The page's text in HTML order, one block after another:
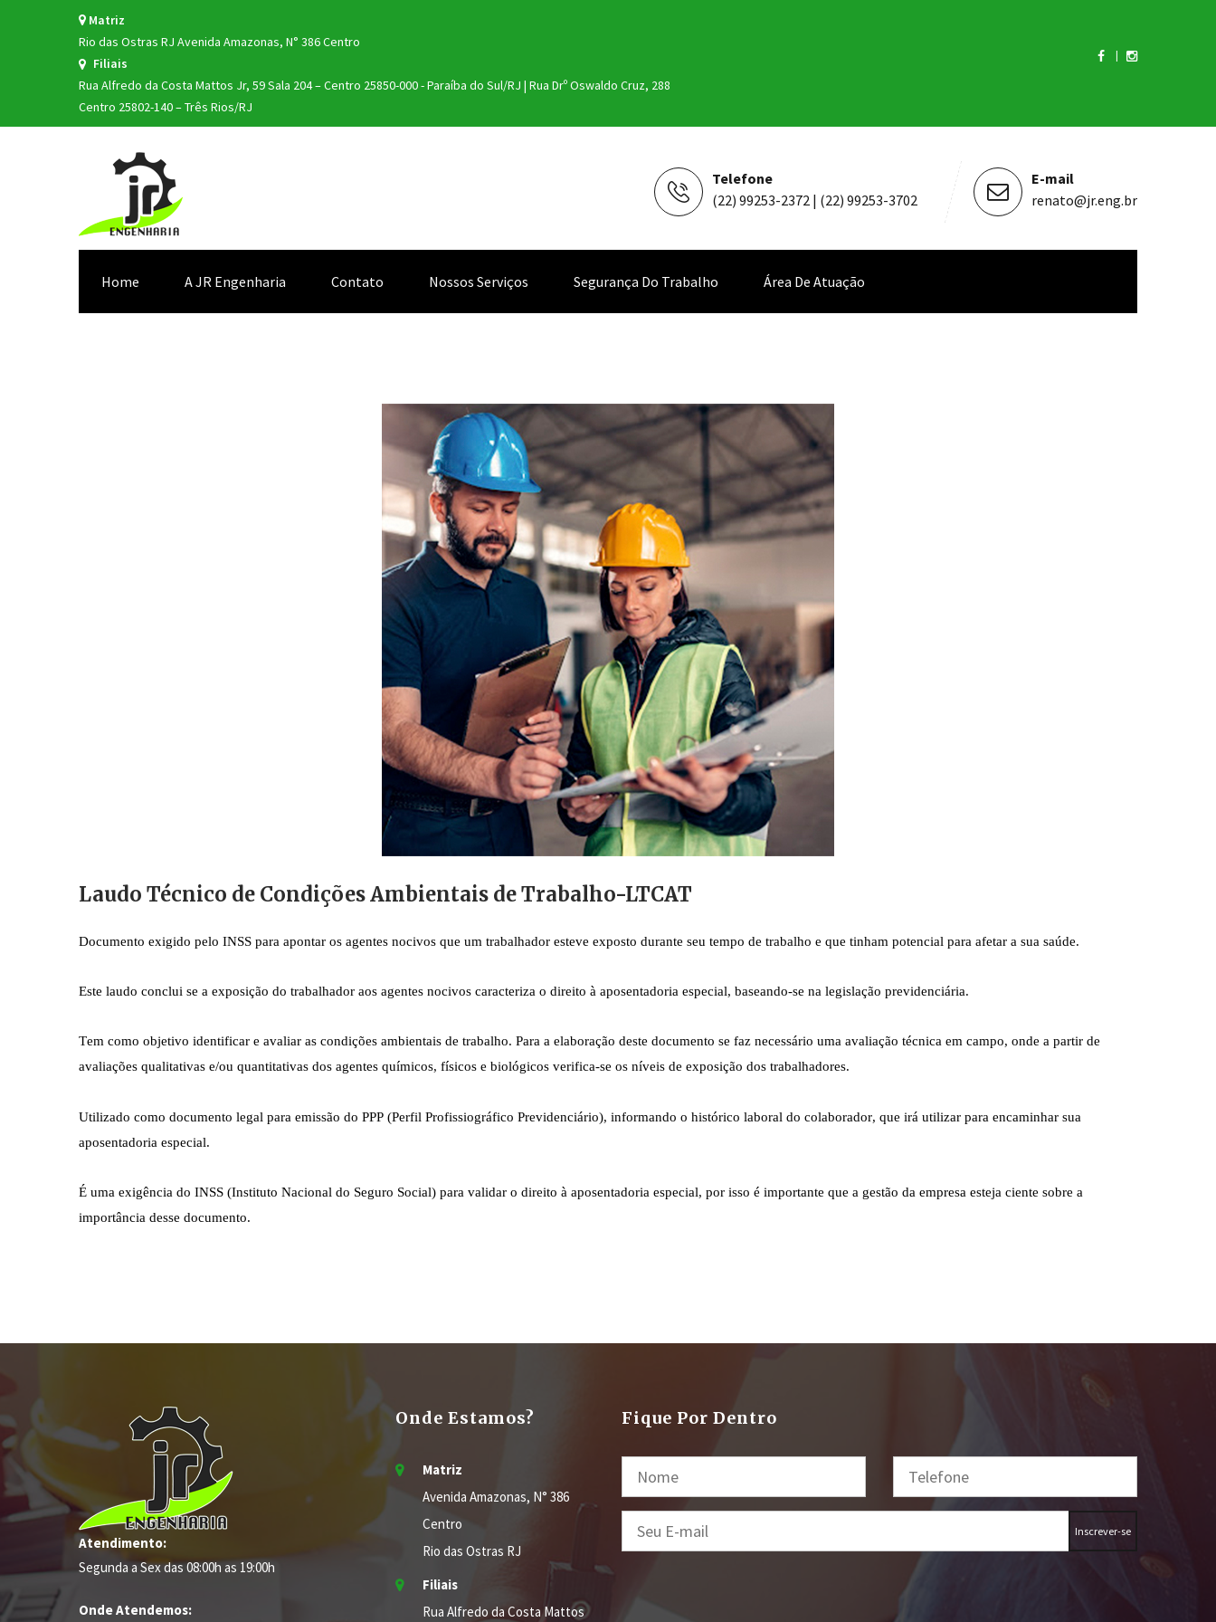
Matriz
Rio das Ostras RJ Avenida Amazonas, N° 386Centro
Filiais
Rua Alfredo da Costa Mattos Jr, 59 Sala 204 – Centro 25850-000 - Paraíba do Sul/RJ | Rua Drº Oswaldo Cruz, 288
Centro 25802-140 – Três Rios/RJ
Telefone
(22) 99253-2372 | (22) 99253-3702
E-mail
renato@jr.eng.br
Home A JR Engenharia Contato Nossos Serviços Segurança Do Trabalho Área De Atuação
Laudo Técnico de Condições Ambientais de Trabalho-LTCAT
Documento exigido pelo INSS para apontar os agentes nocivos que um trabalhador esteve exposto durante seu tempo de trabalho e que tinham potencial para afetar a sua saúde.
Este laudo conclui se a exposição do trabalhador aos agentes nocivos caracteriza o direito à aposentadoria especial, baseando-se na legislação previdenciária.
Tem como objetivo identificar e avaliar as condições ambientais de trabalho. Para a elaboração deste documento se faz necessário uma avaliação técnica em campo, onde a partir de
avaliações qualitativas e/ou quantitativas dos agentes químicos, físicos e biológicos verifica-se os níveis de exposição dos trabalhadores.
Utilizado como documento legal para emissão do PPP (Perfil Profissiográfico Previdenciário), informando o histórico laboral do colaborador, que irá utilizar para encaminhar sua
aposentadoria especial.
É uma exigência do INSS (Instituto Nacional do Seguro Social) para validar o direito à aposentadoria especial, por isso é importante que a gestão da empresa esteja ciente sobre a
Atendimento:
Segunda a Sex das 08:00h as 19:00h
Onde Atendemos:
Onde Estamos?
Matriz
Avenida Amazonas, N° 386
Centro
Rio das Ostras RJ
Filiais
Rua Alfredo da Costa Mattos
Fique Por Dentro
Inscrever-se